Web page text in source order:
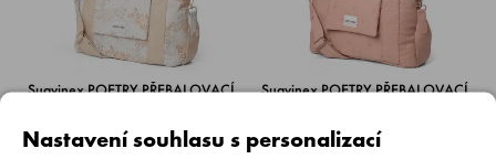
Suavinex POETRY PŘEBALOVACÍ
Suavinex POETRY PŘEBALOVACÍ
Nastavení souhlasu s personalizací